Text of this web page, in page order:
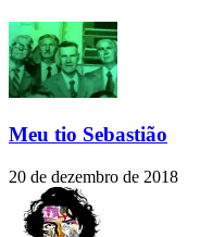
Meu tio Sebastião
20 de dezembro de 2018